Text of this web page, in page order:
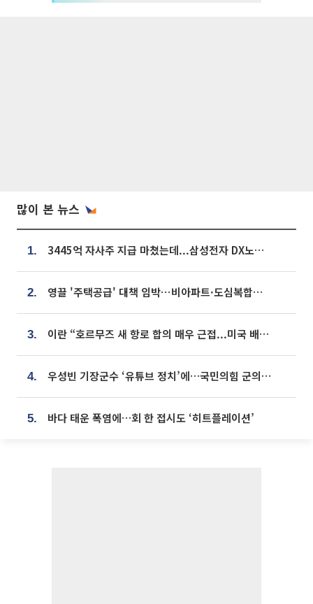
많이 본 뉴스
1. 3445억 자사주 지급 마쳤는데...삼성전자 DX노조, 뒤늦은 '떼쓰기 집회'
2. 영끌 '주택공급' 대책 임박⋯비아파트·도심복합까지 총동원
3. 이란 “호르무즈 새 항로 합의 매우 근접...미국 배상 먼저”
4. 우성빈 기장군수 ‘유튜브 정치’에…국민의힘 군의원들 집단 반발
5. 바다 태운 폭염에…회 한 접시도 ‘히트플레이션’